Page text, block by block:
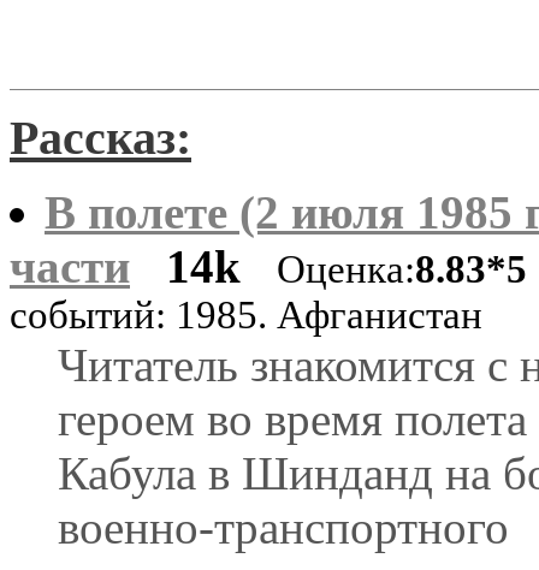
Рассказ:
В полете (2 июля 1985
части
14k Оценка:8.83*5
событий: 1985. Афганистан
Читатель знакомится
героем во время полета
Кабула в Шинданд на
военно-транспортного